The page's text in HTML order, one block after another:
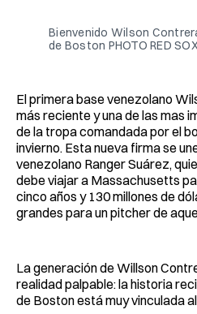
Bienvenido Wilson
de Boston PHOTO RED
El primera base venezolano
más reciente y una de las mas
de la tropa comandada por el
invierno. Esta nueva firma se
venezolano Ranger Suárez,
debe viajar a Massachusetts
cinco años y 130 millones de
grandes para un pitcher de
La generación de Willson
realidad palpable: la historia
de Boston está muy vinculada